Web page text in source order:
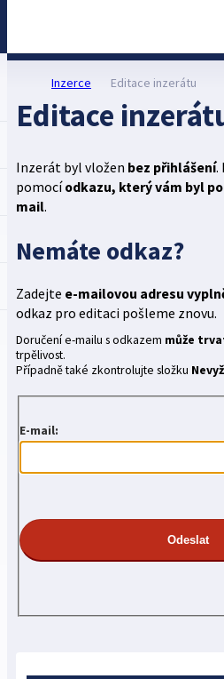
Inzerce Editace inzerátu
Editace
Inzerát byl vložen bez přihlášení.
pomocíodkazu, který vám byl
mail.
Nemáte odkaz?
Zadejte e-mailovou adresu
odkaz pro editaci pošleme znovu.
Doručení e-mailu s odkazem může
trpělivost.
Případně také zkontrolujte složku
E-mail: